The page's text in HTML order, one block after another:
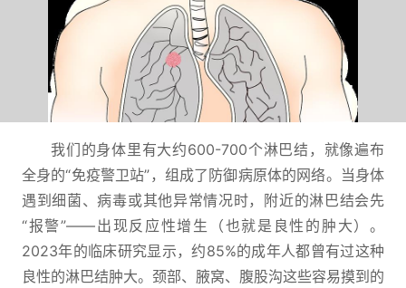
我们的身体里有大约600-700个淋巴结，就像遍布
全身的“免疫警卫站”，组成了防御病原体的网络。当身体
遇到细菌、病毒或其他异常情况时，附近的淋巴结会先
“报警”——出现反应性增生（也就是良性的肿大）。
2023年的临床研究显示，约85%的成年人都曾有过这种
良性的淋巴结肿大。颈部、腋窝、腹股沟这些容易摸到的